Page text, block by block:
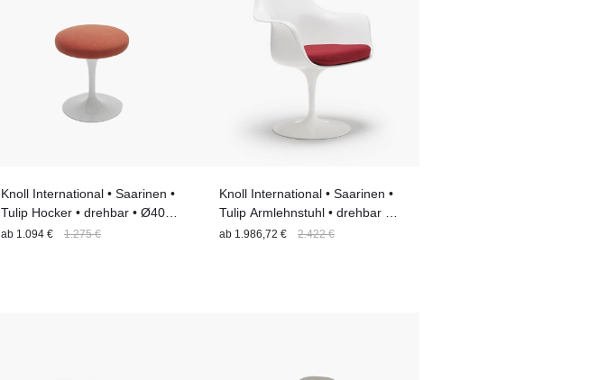
Knoll International • Saarinen •
Tulip Hocker • drehbar • Ø40cm
x 45cm | 14% Rabatt
ab 1.094 € 1.275 €
Knoll International • Saarinen •
Tulip Armlehnstuhl • drehbar •
81cm x 68cm x 59cm | 17%
ab 1.986,72 € 2.422 €